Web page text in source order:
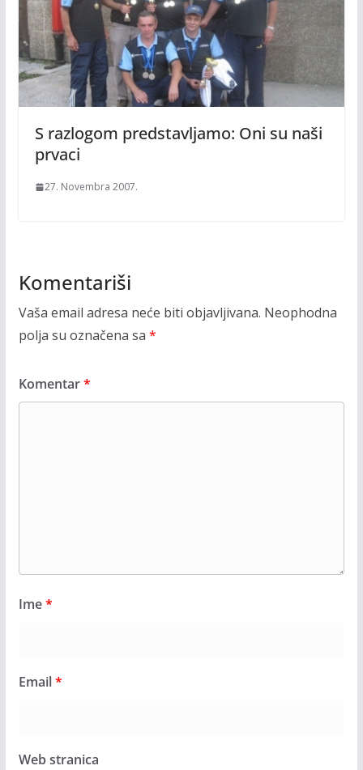
S razlogom predstavljamo: Oni su naši
prvaci
27. Novembra 2007.
Komentariši
Vaša email adresa neće biti objavljivana. Neophodna
polja su označena sa *
Komentar*
Ime*
Email*
Web stranica